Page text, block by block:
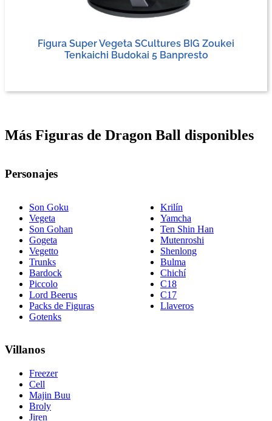
Figura Super Vegeta SCultures BIG Zoukei
Tenkaichi Budokai 5 Banpresto
Más Figuras de Dragon Ball disponibles
Personajes
Son Goku
Vegeta
Son Gohan
Gogeta
Vegetto
Trunks
Bardock
Piccolo
Lord Beerus
Packs de Figuras
Gotenks
Krilín
Yamcha
Ten Shin Han
Mutenroshi
Shenlong
Bulma
Chichí
C18
C17
Llaveros
Villanos
Freezer
Cell
Majin Buu
Broly
Jiren